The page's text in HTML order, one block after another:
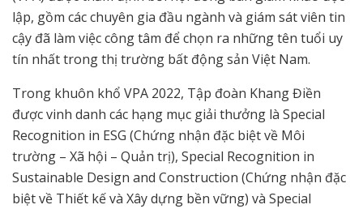
lập, gồm các chuyên gia đầu ngành và giám sát viên tin
cậy đã làm việc công tâm để chọn ra những tên tuổi uy
tín nhất trong thị trường bất động sản Việt Nam.
Trong khuôn khổ VPA 2022, Tập đoàn Khang Điền
được vinh danh các hạng mục giải thưởng là Special
Recognition in ESG (Chứng nhận đặc biệt về Môi
trường – Xã hội – Quản trị), Special Recognition in
Sustainable Design and Construction (Chứng nhận đặc
biệt về Thiết kế và Xây dựng bền vững) và Special